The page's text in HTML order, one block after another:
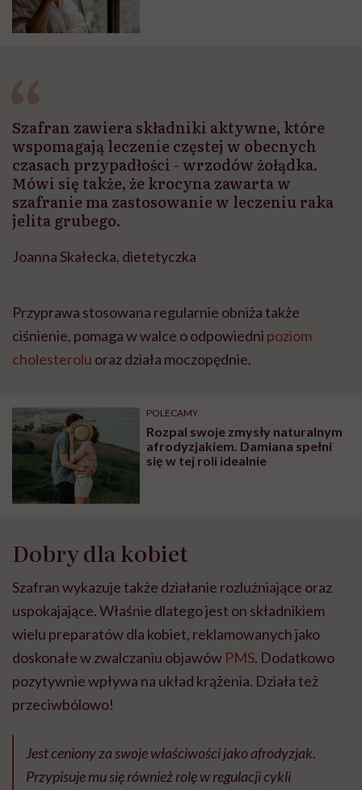
Szafran zawiera składniki aktywne, które
wspomagają leczenie częstej w obecnych
czasach przypadłości - wrzodów żołądka.
Mówi się także, że krocyna zawarta w
szafranie ma zastosowanie w leczeniu raka
jelita grubego.
Joanna Skałecka, dietetyczka
Przyprawa stosowana regularnie obniża także
ciśnienie, pomaga w walce o odpowiedni poziom
cholesterolu oraz działa moczopędnie.
POLECAMY
Rozpal swoje zmysły naturalnym
afrodyzjakiem. Damiana spełni
się w tej roli idealnie
Dobry dla kobiet
Szafran wykazuje także działanie rozluźniające oraz
uspokajające. Właśnie dlatego jest on składnikiem
wielu preparatów dla kobiet, reklamowanych jako
doskonałe w zwalczaniu objawów PMS. Dodatkowo
pozytywnie wpływa na układ krążenia. Działa też
przeciwbólowo!
Jest ceniony za swoje właściwości jako afrodyzjak.
Przypisuje mu się również rolę w regulacji cykli